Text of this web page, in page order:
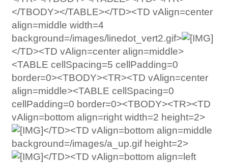
</TBODY></TABLE></TD><TD vAlign=center
align=middle width=4
background=/images/linedot_vert2.gif>
</TD><TD vAlign=center align=middle>
<TABLE cellSpacing=5 cellPadding=0
border=0><TBODY><TR><TD vAlign=center
align=middle><TABLE cellSpacing=0
cellPadding=0 border=0><TBODY><TR><TD
vAlign=bottom align=right width=2 height=2>
</TD><TD vAlign=bottom align=middle
background=/images/a_up.gif height=2>
</TD><TD vAlign=bottom align=left